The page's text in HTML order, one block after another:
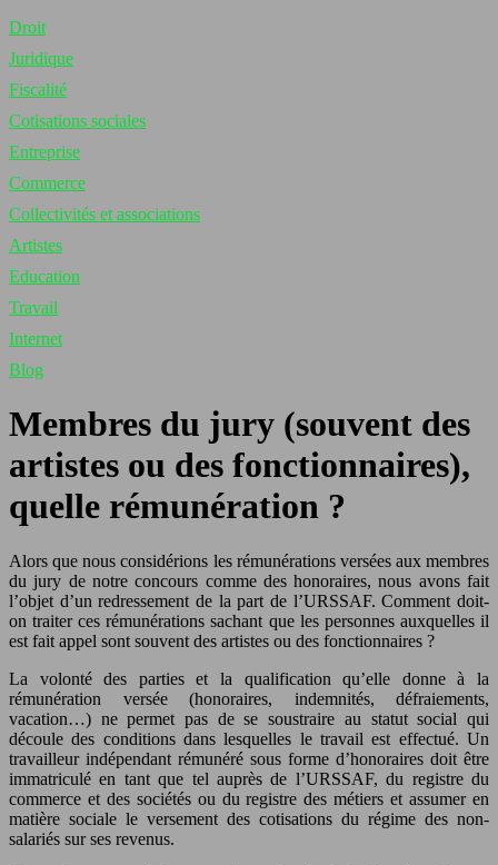
Droit
Juridique
Fiscalité
Cotisations sociales
Entreprise
Commerce
Collectivités et associations
Artistes
Education
Travail
Internet
Blog
Membres du jury (souvent des
artistes ou des fonctionnaires),
quelle rémunération ?
Alors que nous considérions les rémunérations versées aux membres
du jury de notre concours comme des honoraires, nous avons fait
l’objet d’un redressement de la part de l’URSSAF. Comment doit-
on traiter ces rémunérations sachant que les personnes auxquelles il
est fait appel sont souvent des artistes ou des fonctionnaires ?
La volonté des parties et la qualification qu’elle donne à la
rémunération versée (honoraires, indemnités, défraiements,
vacation…) ne permet pas de se soustraire au statut social qui
découle des conditions dans lesquelles le travail est effectué. Un
travailleur indépendant rémunéré sous forme d’honoraires doit être
immatriculé en tant que tel auprès de l’URSSAF, du registre du
commerce et des sociétés ou du registre des métiers et assumer en
matière sociale le versement des cotisations du régime des non-
salariés sur ses revenus.